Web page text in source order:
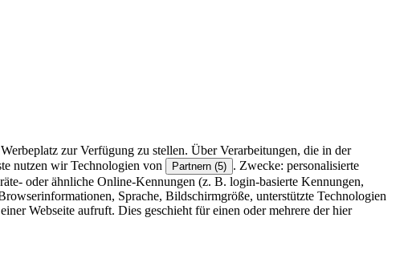
zur Verfügung zu stellen. Über Verarbeitungen, die in der
nutzen wir Technologien von Partnern (5) . Zwecke: personalisierte
oder ähnliche Online-Kennungen (z. B. login-basierte Kennungen,
Sprache, Bildschirmgröße, unterstützte Technologien
Webseite aufruft. Dies geschieht für einen oder mehrere der hier